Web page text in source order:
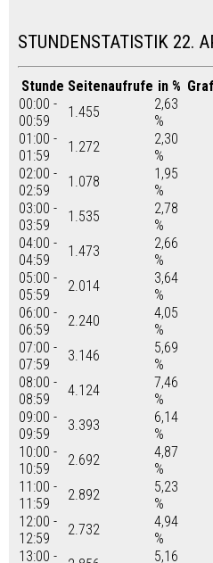
STUNDENSTATISTIK 22.
Stunde Seitenaufrufe in %
00:00 -
00:59
1.455
2,63
%
01:00 -
01:59
1.272
2,30
%
02:00 -
02:59
1.078
1,95
%
03:00 -
03:59
1.535
2,78
%
04:00 -
04:59
1.473
2,66
%
05:00 -
05:59
2.014
3,64
%
06:00 -
06:59
2.240
4,05
%
07:00 -
07:59
3.146
5,69
%
08:00 -
08:59
4.124
7,46
%
09:00 -
09:59
3.393
6,14
%
10:00 -
10:59
2.692
4,87
%
11:00 -
11:59
2.892
5,23
%
12:00 -
12:59
2.732
4,94
%
13:00 -
5,16